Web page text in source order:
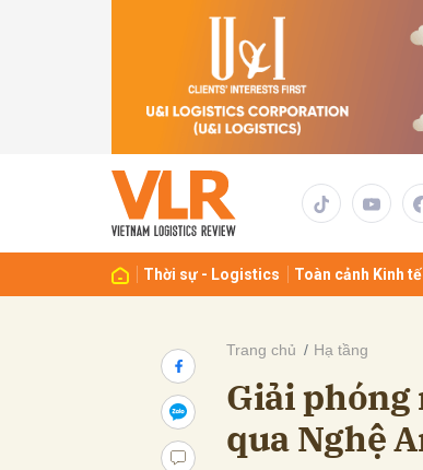
Thời sự - Logistics Toàn cảnh Kinh tế
Trang chủ Hạ tầng
Giải phóng
qua Nghệ